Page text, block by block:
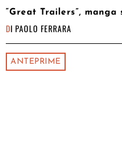
“Great Trailers”,
DI PAOLO FERRARA
ANTEPRIME